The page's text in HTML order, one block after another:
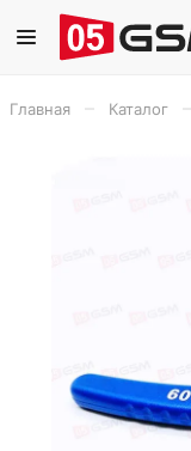
Главная Каталог